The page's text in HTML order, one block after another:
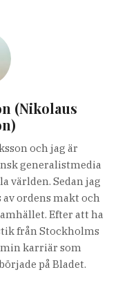
(Nikolaus
och jag är
generalistmedia
världen. Sedan jag
ordens makt och
Efter att ha
från Stockholms
karriär som
på Bladet.